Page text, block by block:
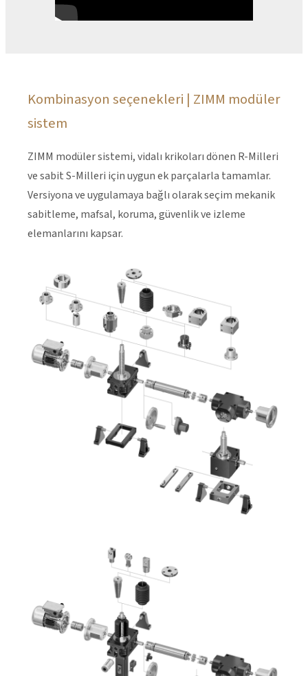
Kombinasyon seçenekleri | ZIMM modüler
sistem
ZIMM modüler sistemi, vidalı krikoları dönen R-Milleri
ve sabit S-Milleri için uygun ek parçalarla tamamlar.
Versiyona ve uygulamaya bağlı olarak seçim mekanik
sabitleme, mafsal, koruma, güvenlik ve izleme
elemanlarını kapsar.